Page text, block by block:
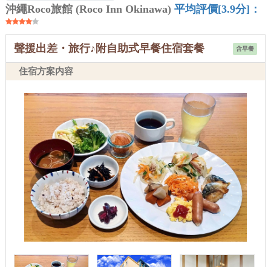
沖繩Roco旅館 (Roco Inn Okinawa) 平均評價[3.9分]：
含早餐
聲援出差・旅行♪附自助式早餐住宿套餐
住宿方案内容